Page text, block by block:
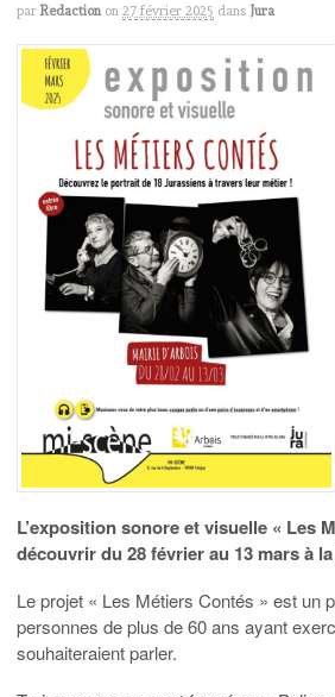
par Redaction on 27 février 2025 dans Jura
L’exposition sonore et visuelle « Les
découvrir du 28 février au 13 mars à
Le projet « Les Métiers Contés » est un
personnes de plus de 60 ans ayant
souhaiteraient parler.